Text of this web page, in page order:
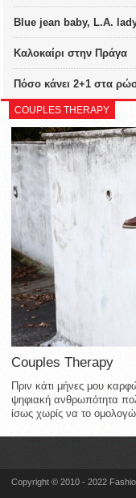
Blue jean baby, L.A.
Καλοκαίρι στην Πράγα
Πόσο κάνει 2+1 στα
COUPLES THERAPY
Couples Therapy
Πριν κάτι μήνες μου
ψηφιακή ανθρωπότητα
ίσως χωρίς να το
Copyright © 2010 - 2022